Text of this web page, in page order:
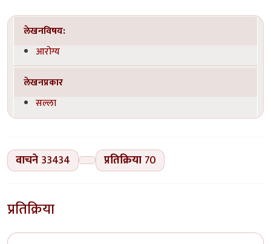
लेखनविषय:
आरोग्य
लेखनप्रकार
सल्ला
वाचने 33434 प्रतिक्रिया 70
प्रतिक्रिया